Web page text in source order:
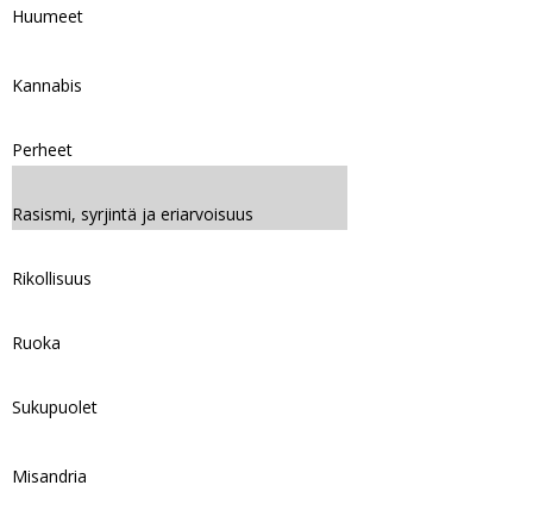
Huumeet
Kannabis
Perheet
Rasismi, syrjintä ja eriarvoisuus
Rikollisuus
Ruoka
Sukupuolet
Misandria